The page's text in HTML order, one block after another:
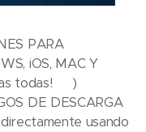
PARA
iOS, MAC Y
todas! 😄)
DE DESCARGA
usando